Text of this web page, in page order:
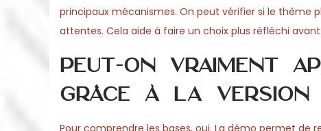
principaux mécanismes. On peut vérifier si le thème
attentes. Cela aide à faire un choix plus réfléchi
Peut-on vraiment
grâce à la version
Pour comprendre les bases, oui. La démo permet